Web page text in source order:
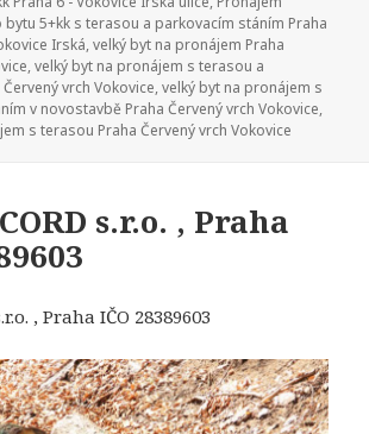
5+kk s terasou a parkovacím stáním Praha
Irská,velký byt na pronájem Praha
,velký byt na pronájem s terasou a
vrch Vokovice,velký byt na pronájem s
v novostavbě Praha Červený vrch Vokovice,
s terasou Praha Červený vrch Vokovice
s.r.o. , Praha
, Praha IČO 28389603